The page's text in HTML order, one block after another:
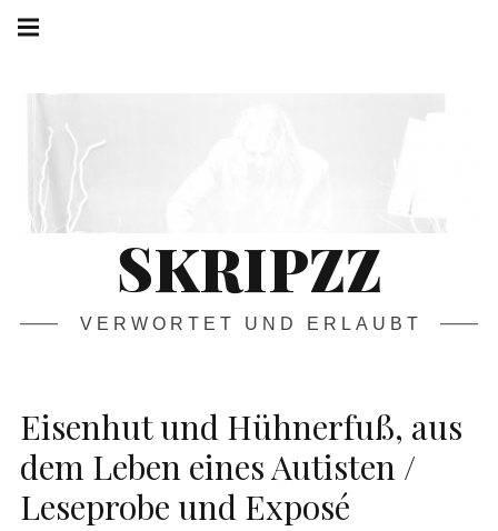
Springe
zum
SKRIPZZ
VERWORTET UND ERLAUBT
Eisenhut und Hühnerfuß, aus
dem Leben eines Autisten /
Leseprobe und Exposé